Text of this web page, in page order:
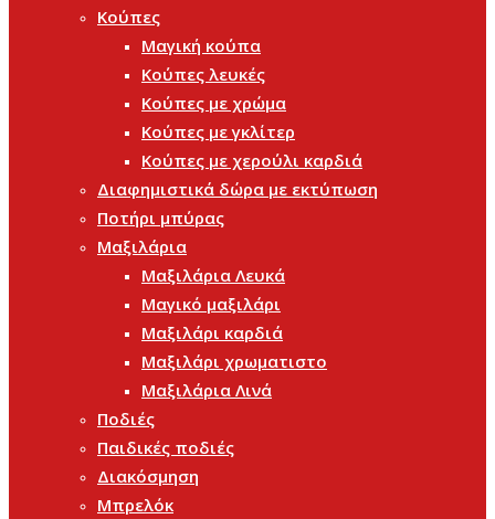
Κούπες
Μαγική κούπα
Κούπες λευκές
Κούπες με χρώμα
Κούπες με γκλίτερ
Κούπες με χερούλι καρδιά
Διαφημιστικά δώρα με εκτύπωση
Ποτήρι μπύρας
Μαξιλάρια
Μαξιλάρια Λευκά
Μαγικό μαξιλάρι
Μαξιλάρι καρδιά
Μαξιλάρι χρωματιστο
Μαξιλάρια Λινά
Ποδιές
Παιδικές ποδιές
Διακόσμηση
Μπρελόκ